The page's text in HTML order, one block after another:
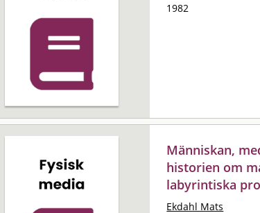
1982
Människan,
historien om
labyrintiska
Ekdahl Mats